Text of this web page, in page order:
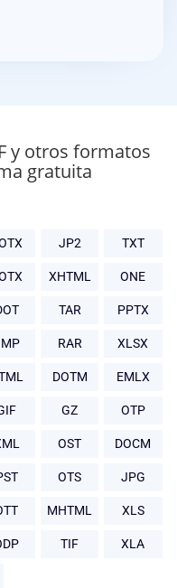
y otros formatos
gratuita
JP2 TXT
XHTML ONE
TAR PPTX
RAR XLSX
DOTM EMLX
GZ OTP
OST DOCM
OTS JPG
MHTML XLS
TIF XLA